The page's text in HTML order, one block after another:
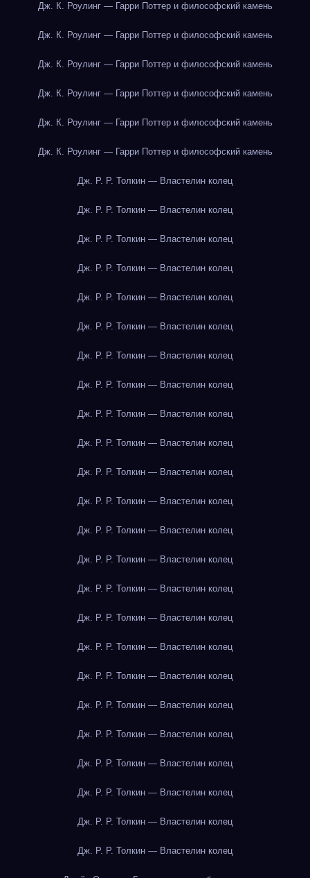
Дж. К. Роулинг — Гарри Поттер и философский камень
Дж. К. Роулинг — Гарри Поттер и философский камень
Дж. К. Роулинг — Гарри Поттер и философский камень
Дж. К. Роулинг — Гарри Поттер и философский камень
Дж. К. Роулинг — Гарри Поттер и философский камень
Дж. К. Роулинг — Гарри Поттер и философский камень
Дж. Р. Р. Толкин — Властелин колец
Дж. Р. Р. Толкин — Властелин колец
Дж. Р. Р. Толкин — Властелин колец
Дж. Р. Р. Толкин — Властелин колец
Дж. Р. Р. Толкин — Властелин колец
Дж. Р. Р. Толкин — Властелин колец
Дж. Р. Р. Толкин — Властелин колец
Дж. Р. Р. Толкин — Властелин колец
Дж. Р. Р. Толкин — Властелин колец
Дж. Р. Р. Толкин — Властелин колец
Дж. Р. Р. Толкин — Властелин колец
Дж. Р. Р. Толкин — Властелин колец
Дж. Р. Р. Толкин — Властелин колец
Дж. Р. Р. Толкин — Властелин колец
Дж. Р. Р. Толкин — Властелин колец
Дж. Р. Р. Толкин — Властелин колец
Дж. Р. Р. Толкин — Властелин колец
Дж. Р. Р. Толкин — Властелин колец
Дж. Р. Р. Толкин — Властелин колец
Дж. Р. Р. Толкин — Властелин колец
Дж. Р. Р. Толкин — Властелин колец
Дж. Р. Р. Толкин — Властелин колец
Дж. Р. Р. Толкин — Властелин колец
Дж. Р. Р. Толкин — Властелин колец